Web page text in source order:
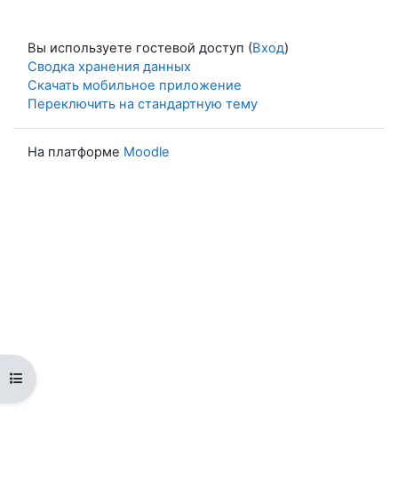
Открыть оглавление курса
Вы используете гостевой доступ (Вход)
Сводка хранения данных
Скачать мобильное приложение
Переключить на стандартную тему
На платформе Moodle